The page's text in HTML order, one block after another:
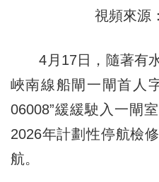
視頻來源
4月17日，隨著有水
峽南線船閘一閘首人
06008”緩緩駛入一閘
2026年計劃性停航檢
航。